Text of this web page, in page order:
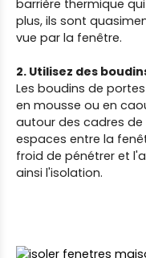
barrière thermique
plus, ils sont
vue par la fenêtre.
2. Utilisez des
Les boudins de
en mousse ou en
autour des cadres
espaces entre la
froid de pénétrer et
ainsi l'isolation.